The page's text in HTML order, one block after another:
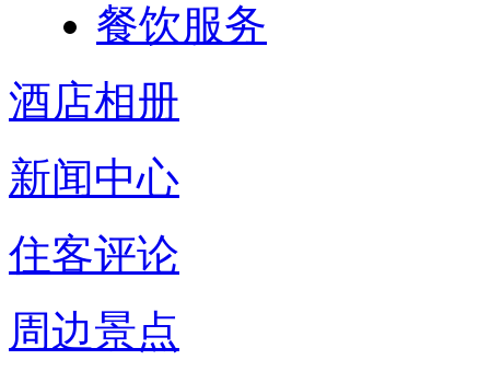
餐饮服务
酒店相册
新闻中心
住客评论
周边景点